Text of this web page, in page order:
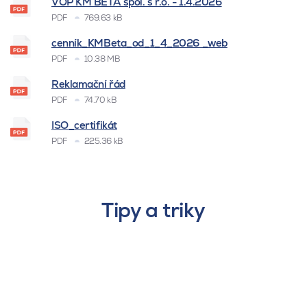
PDF 769.63 kB
cenník_KMBeta_od_1_4_2026 _web
PDF 10.38 MB
Reklamační řád
PDF 74.70 kB
ISO_certifikát
PDF 225.36 kB
Tipy a triky